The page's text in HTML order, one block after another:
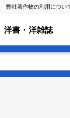
弊社著作物の利用につい
洋書・洋雑誌